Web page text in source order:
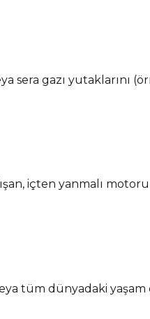
sera gazı yutaklarını
içten yanmalı
tüm dünyadaki yaşam